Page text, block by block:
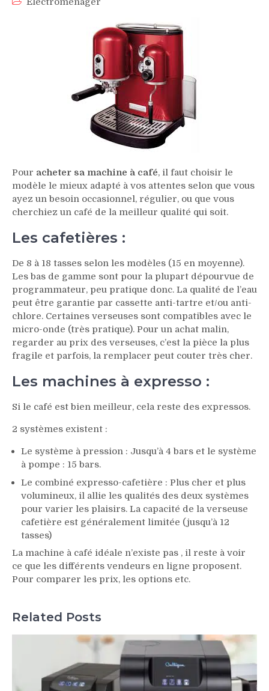
Pour acheter sa machine à café, il faut choisir le
modèle le mieux adapté à vos attentes selon que vous
ayez un besoin occasionnel, régulier, ou que vous
cherchiez un café de la meilleur qualité qui soit.
Les cafetières :
De 8 à 18 tasses selon les modèles (15 en moyenne).
Les bas de gamme sont pour la plupart dépourvue de
programmateur, peu pratique donc. La qualité de l’eau
peut être garantie par cassette anti-tartre et/ou anti-
chlore. Certaines verseuses sont compatibles avec le
micro-onde (très pratique). Pour un achat malin,
regarder au prix des verseuses, c’est la pièce la plus
fragile et parfois, la remplacer peut couter très cher.
Les machines à expresso :
Si le café est bien meilleur, cela reste des expressos.
2 systèmes existent :
Le système à pression : Jusqu’à 4 bars et le système
à pompe : 15 bars.
Le combiné expresso-cafetière : Plus cher et plus
volumineux, il allie les qualités des deux systèmes
pour varier les plaisirs. La capacité de la verseuse
cafetière est généralement limitée (jusqu’à 12
tasses)
La machine à café idéale n’existe pas , il reste à voir
ce que les différents vendeurs en ligne proposent.
Pour comparer les prix, les options etc.
Related Posts